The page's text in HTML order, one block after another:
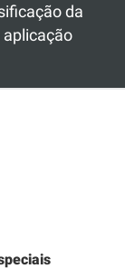
da
aplicação